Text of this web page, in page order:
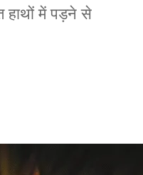
हाथों में पड़ने से